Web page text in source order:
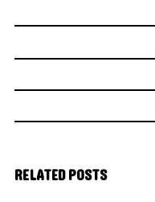
RELATED POSTS